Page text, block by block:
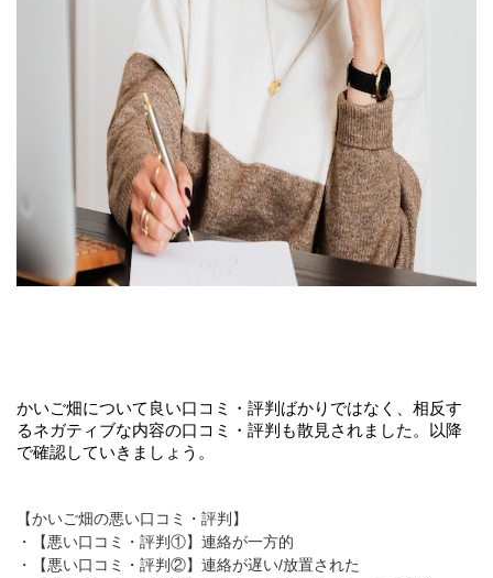
かいご畑について良い口コミ・評判ばかりではなく、相反す
るネガティブな内容の口コミ・評判も散見されました。以降
で確認していきましょう。
【かいご畑の悪い口コミ・評判】
・【悪い口コミ・評判①】連絡が一方的
・【悪い口コミ・評判②】連絡が遅い/放置された